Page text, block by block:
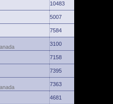
10483
5007
7584
3100
7158
7395
7363
4681